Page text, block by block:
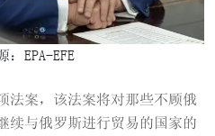
：EPA-EFE
法案，该法案将对那些不顾俄
续与俄罗斯进行贸易的国家的